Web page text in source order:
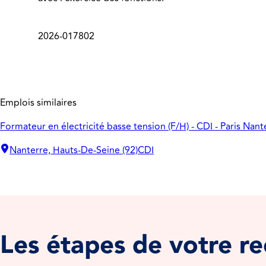
2026-017802
Emplois similaires
Formateur en électricité basse tension (F/H) - CDI - Paris
Nanterre, Hauts-De-Seine (92)CDI
Les étapes de votre